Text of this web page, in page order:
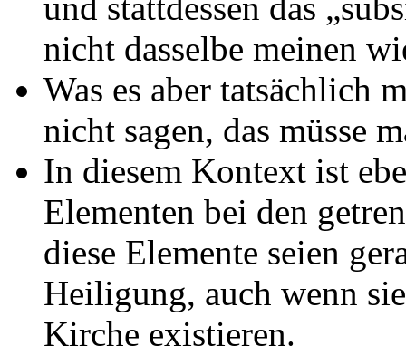
und stattdessen das
nicht dasselbe meinen
Was es aber tatsächlich
nicht sagen, das müsse
In diesem Kontext ist
Elementen bei den
diese Elemente seien
Heiligung, auch wenn
Kirche existieren.